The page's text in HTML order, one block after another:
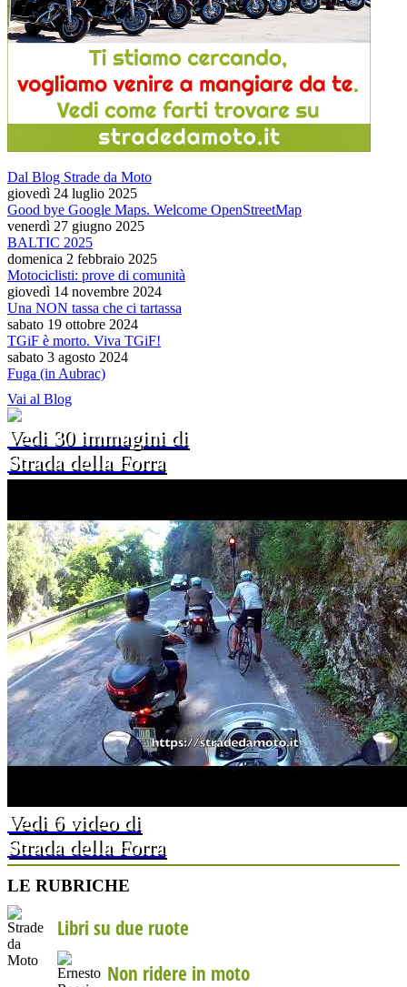
Dal Blog Strade da Moto
giovedì 24 luglio 2025
Good bye Google Maps. Welcome OpenStreetMap
venerdì 27 giugno 2025
BALTIC 2025
domenica 2 febbraio 2025
Motociclisti: prove di comunità
giovedì 14 novembre 2024
Una NON tassa che ci tartassa
sabato 19 ottobre 2024
TGiF è morto. Viva TGiF!
sabato 3 agosto 2024
Fuga (in Aubrac)
Vai al Blog
Vedi 30 immagini di
Strada della Forra
Vedi 6 video di
Strada della Forra
LE RUBRICHE
Libri su due ruote
Non ridere in moto